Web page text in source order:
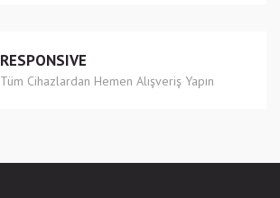
RESPONSIVE
Tüm Cihazlardan Hemen Alışveriş Yapın